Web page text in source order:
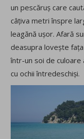
un pescăruș care
câțiva metri înspre
leagănă ușor. Afară
deasupra lovește
într-un soi de
cu ochii întredeschiși.